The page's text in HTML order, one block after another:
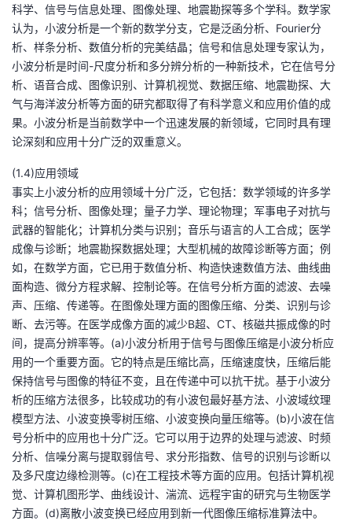
科学、信号与信息处理、图像处理、地震勘探等多个学科。数学家
认为，小波分析是一个新的数学分支，它是泛函分析、Fourier分
析、样条分析、数值分析的完美结晶；信号和信息处理专家认为，
小波分析是时间-尺度分析和多分辨分析的一种新技术，它在信号分
析、语音合成、图像识别、计算机视觉、数据压缩、地震勘探、大
气与海洋波分析等方面的研究都取得了有科学意义和应用价值的成
果。小波分析是当前数学中一个迅速发展的新领域，它同时具有理
论深刻和应用十分广泛的双重意义。
(1.4)应用领域
事实上小波分析的应用领域十分广泛，它包括：数学领域的许多学
科；信号分析、图像处理；量子力学、理论物理；军事电子对抗与
武器的智能化；计算机分类与识别；音乐与语言的人工合成；医学
成像与诊断；地震勘探数据处理；大型机械的故障诊断等方面；例
如，在数学方面，它已用于数值分析、构造快速数值方法、曲线曲
面构造、微分方程求解、控制论等。在信号分析方面的滤波、去噪
声、压缩、传递等。在图像处理方面的图像压缩、分类、识别与诊
断、去污等。在医学成像方面的减少B超、CT、核磁共振成像的时
间，提高分辨率等。(a)小波分析用于信号与图像压缩是小波分析应
用的一个重要方面。它的特点是压缩比高，压缩速度快，压缩后能
保持信号与图像的特征不变，且在传递中可以抗干扰。基于小波分
析的压缩方法很多，比较成功的有小波包最好基方法、小波域纹理
模型方法、小波变换零树压缩、小波变换向量压缩等。(b)小波在信
号分析中的应用也十分广泛。它可以用于边界的处理与滤波、时频
分析、信噪分离与提取弱信号、求分形指数、信号的识别与诊断以
及多尺度边缘检测等。(c)在工程技术等方面的应用。包括计算机视
觉、计算机图形学、曲线设计、湍流、远程宇宙的研究与生物医学
方面。(d)离散小波变换已经应用到新一代图像压缩标准算法中。